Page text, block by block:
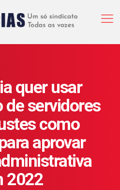
quer usar
servidores
como
aprovar
2022